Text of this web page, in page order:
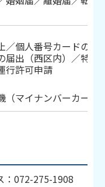
／個人番号カードの交
届出（西区内）／特別
行許可申請
（マイナンバーカード
：072-275-1908